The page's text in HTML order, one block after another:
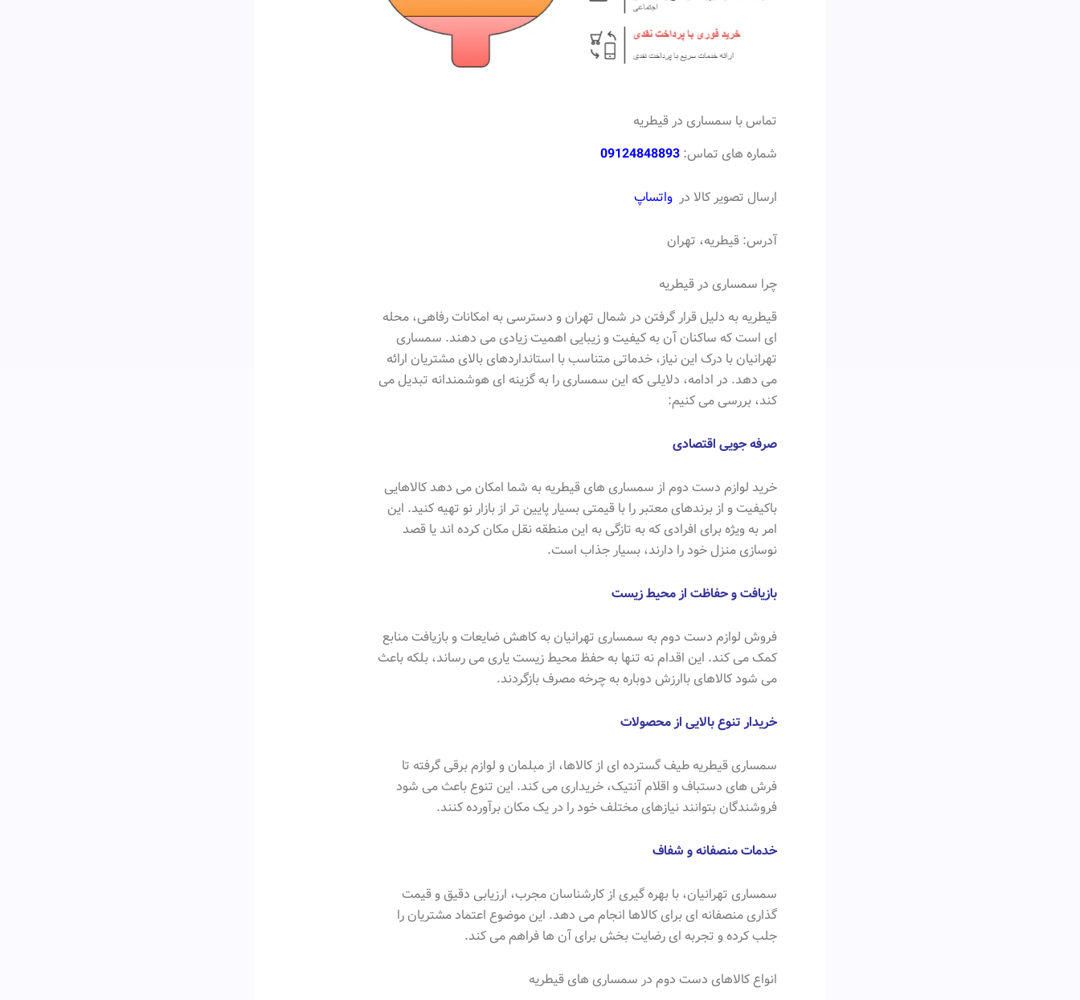
تماس با سمساری در قیطریه
شماره های تماس: 09124848893
ارسال تصویر کالا در واتساپ
آدرس: قیطریه، تهران
چرا سمساری در قیطریه
قیطریه به دلیل قرار گرفتن در شمال تهران و دسترسی به امکانات رفاهی، محله
ای است که ساکنان آن به کیفیت و زیبایی اهمیت زیادی می دهند. سمساری
تهرانیان با درک این نیاز، خدماتی متناسب با استانداردهای بالای مشتریان ارائه
می دهد. در ادامه، دلایلی که این سمساری را به گزینه ای هوشمندانه تبدیل می
کند، بررسی می کنیم:
صرفه جویی اقتصادی
خرید لوازم دست دوم از سمساری های قیطریه به شما امکان می دهد کالاهایی
باکیفیت و از برندهای معتبر را با قیمتی بسیار پایین تر از بازار نو تهیه کنید. این
امر به ویژه برای افرادی که به تازگی به این منطقه نقل مکان کرده اند یا قصد
نوسازی منزل خود را دارند، بسیار جذاب است.
بازیافت و حفاظت از محیط زیست
فروش لوازم دست دوم به سمساری تهرانیان به کاهش ضایعات و بازیافت منابع
کمک می کند. این اقدام نه تنها به حفظ محیط زیست یاری می رساند، بلکه باعث
می شود کالاهای باارزش دوباره به چرخه مصرف بازگردند.
خریدار تنوع بالایی از محصولات
سمساری قیطریه طیف گسترده ای از کالاها، از مبلمان و لوازم برقی گرفته تا
فرش های دستباف و اقلام آنتیک، خریداری می کند. این تنوع باعث می شود
فروشندگان بتوانند نیازهای مختلف خود را در یک مکان برآورده کنند.
خدمات منصفانه و شفاف
سمساری تهرانیان، با بهره گیری از کارشناسان مجرب، ارزیابی دقیق و قیمت
گذاری منصفانه ای برای کالاها انجام می دهد. این موضوع اعتماد مشتریان را
جلب کرده و تجربه ای رضایت بخش برای آن ها فراهم می کند.
انواع کالاهای دست دوم در سمساری های قیطریه